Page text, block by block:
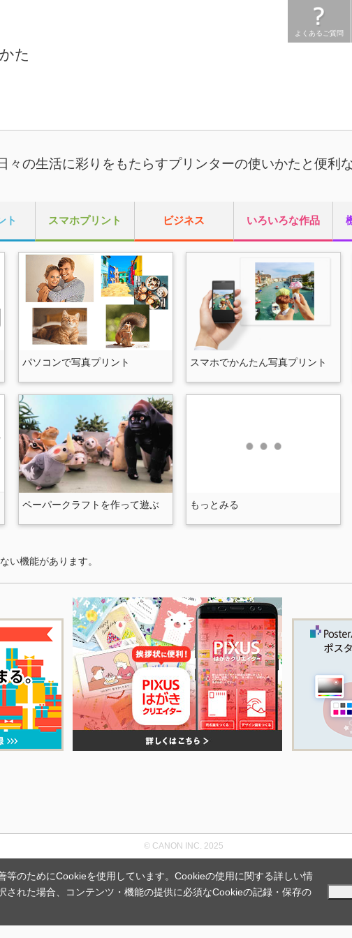
のためにCookieを使用しています。Cookieの使用に関する詳しい情
された場合、コンテンツ・機能の提供に必須なCookieの記録・保存の
よくあるご質問
た
々の生活に彩りをもたらすプリンターの使いかたと便利
ト スマホプリント ビジネス いろいろな作品
パソコンで写真プリント
ペーパークラフトを作って遊ぶ
スマホでかんたん写真プリント
もっとみる
い機能があります。
© CANON INC. 2025